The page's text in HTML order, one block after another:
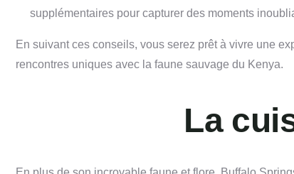
supplémentaires pour capturer des moments
En suivant ces conseils, vous serez prêt à vivre une
rencontres uniques avec la faune sauvage du Kenya.
La